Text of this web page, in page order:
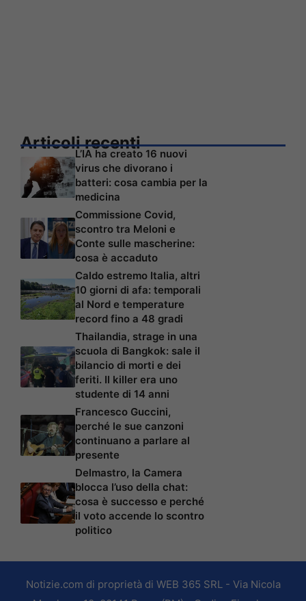
Articoli recenti
L’IA ha creato 16 nuovi
virus che divorano i
batteri: cosa cambia per la
medicina
Commissione Covid,
scontro tra Meloni e
Conte sulle mascherine:
cosa è accaduto
Caldo estremo Italia, altri
10 giorni di afa: temporali
al Nord e temperature
record fino a 48 gradi
Thailandia, strage in una
scuola di Bangkok: sale il
bilancio di morti e dei
feriti. Il killer era uno
studente di 14 anni
Francesco Guccini,
perché le sue canzoni
continuano a parlare al
presente
Delmastro, la Camera
blocca l’uso della chat:
cosa è successo e perché
il voto accende lo scontro
politico
Notizie.com di proprietà di WEB 365 SRL - Via Nicola